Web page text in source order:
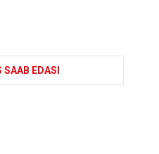
EDASI